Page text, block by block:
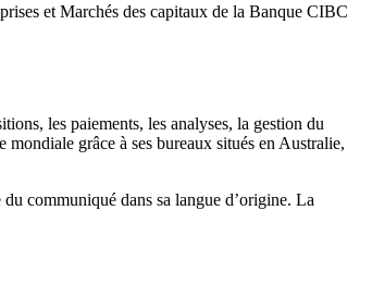
et Marchés des capitaux de la Banque CIBC
les paiements, les analyses, la gestion du
grâce à ses bureaux situés en Australie,
communiqué dans sa langue d’origine. La